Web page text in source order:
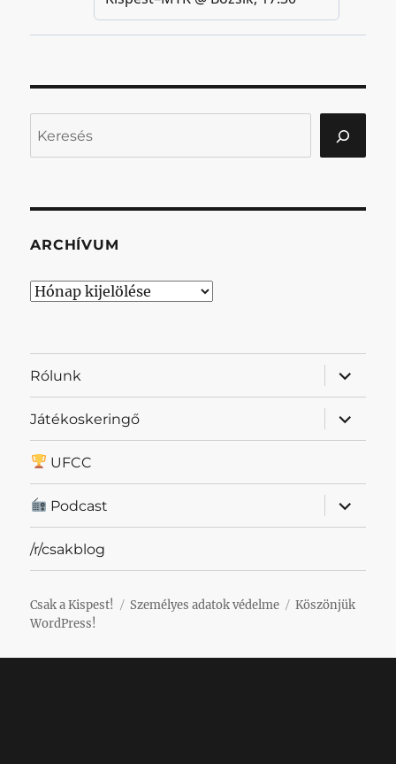
ARCHÍVUM
Archívum
Rólunk
almenü
Játékoskeringő
almenü
UFCC
Podcast
almenü
/r/csakblog
Csak a Kispest! Személyes adatok védelme
Köszönjük
WordPress!